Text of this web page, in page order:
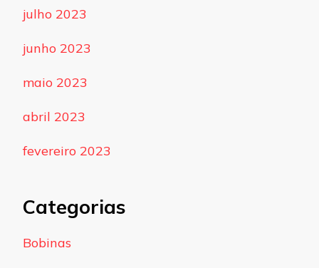
julho 2023
junho 2023
maio 2023
abril 2023
fevereiro 2023
Categorias
Bobinas